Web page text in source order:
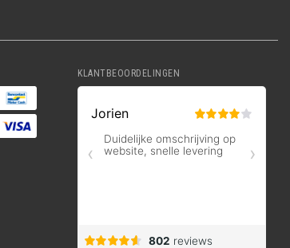
KLANTBEOORDELINGEN